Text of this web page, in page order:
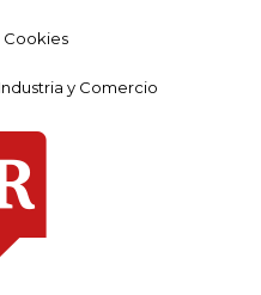
Cookies
y Comercio